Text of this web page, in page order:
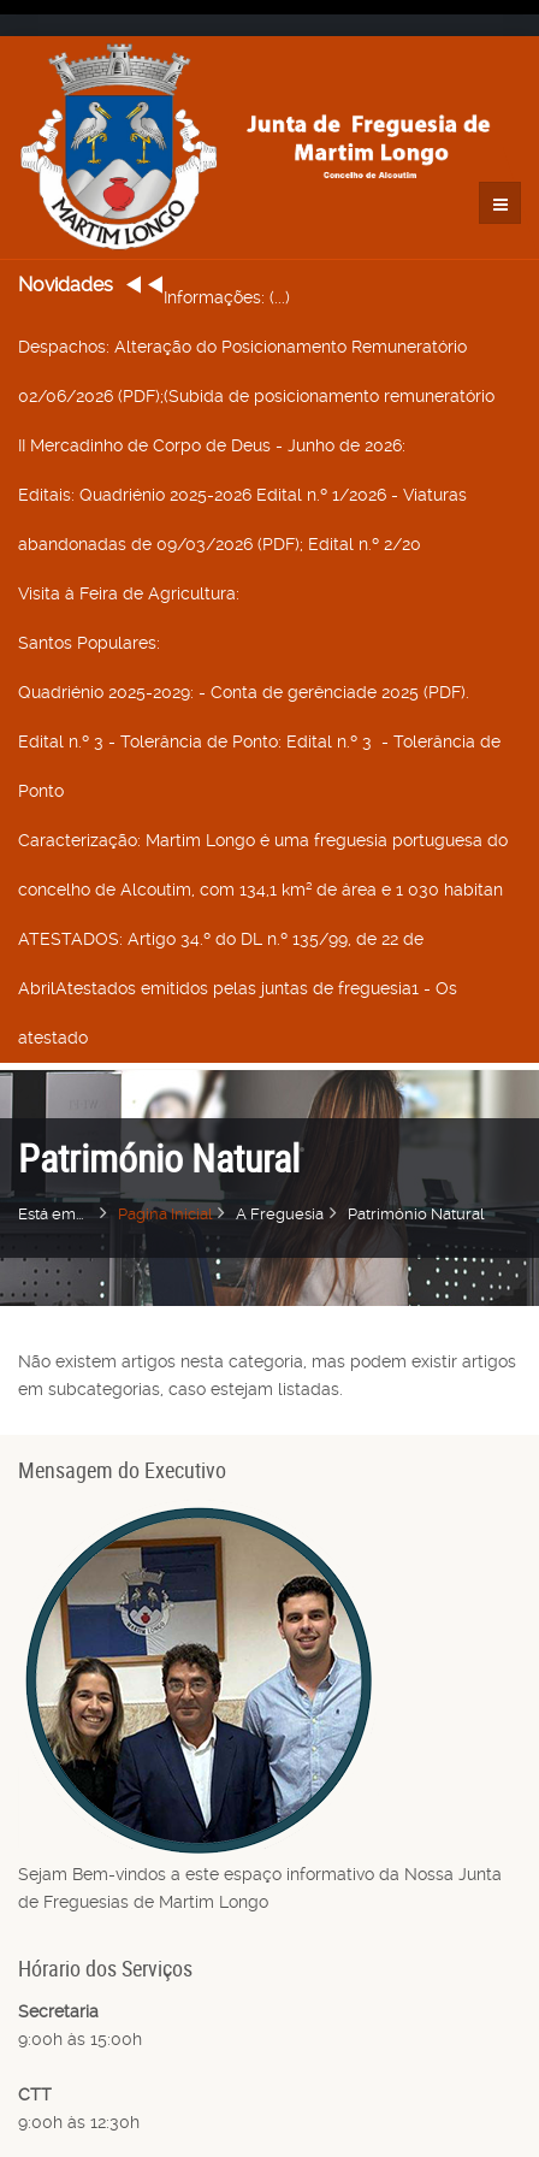
Novidades
Informações: (...)
Despachos: Alteração do Posicionamento Remuneratório
02/06/2026 (PDF);(Subida de posicionamento remuneratório
II Mercadinho de Corpo de Deus - Junho de 2026:
Editais: Quadriénio 2025-2026 Edital n.º 1/2026 - Viaturas
abandonadas de 09/03/2026 (PDF); Edital n.º 2/20
Visita à Feira de Agricultura:
Santos Populares:
Quadriénio 2025-2029: - Conta de gerênciade 2025 (PDF).
Edital n.º 3 - Tolerância de Ponto: Edital n.º 3 - Tolerância de
Ponto
Caracterização: Martim Longo é uma freguesia portuguesa do
concelho de Alcoutim, com 134,1 km² de área e 1 030 habitan
ATESTADOS: Artigo 34.º do DL n.º 135/99, de 22 de
AbrilAtestados emitidos pelas juntas de freguesia1 - Os
atestado
Património Natural
Está em... Pagina Inicial A Freguesia Património Natural
Não existem artigos nesta categoria, mas podem existir artigos
em subcategorias, caso estejam listadas.
Mensagem do Executivo
Sejam Bem-vindos a este espaço informativo da Nossa Junta
de Freguesias de Martim Longo
Hórario dos Serviços
Secretaria
9:00h às 15:00h
CTT
9:00h às 12:30h